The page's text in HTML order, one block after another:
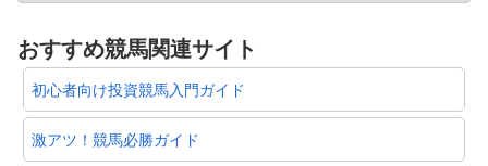
おすすめ競馬関連サイト
初心者向け投資競馬入門ガイド
激アツ！競馬必勝ガイド